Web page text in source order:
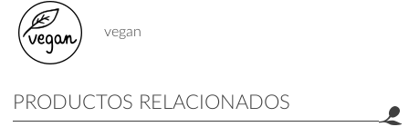
vegan
PRODUCTOS RELACIONADOS